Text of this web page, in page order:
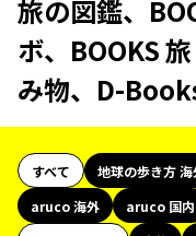
旅の図鑑、
ボ、BOOKS
み物、D-
すべて 地球の歩き方 海
aruco 海外
aruco 国内